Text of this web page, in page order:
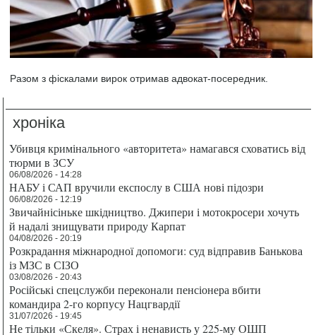
Разом з фіскалами вирок отримав адвокат-посередник.
хроніка
Убивця кримінального «авторитета» намагався сховатись від
тюрми в ЗСУ
06/08/2026 - 14:28
НАБУ і САП вручили експослу в США нові підозри
06/08/2026 - 12:19
Звичайнісіньке шкідництво. Джипери і мотокросери хочуть
й надалі знищувати природу Карпат
04/08/2026 - 20:19
Розкрадання міжнародної допомоги: суд відправив Банькова
із МЗС в СІЗО
03/08/2026 - 20:43
Російські спецслужби переконали пенсіонера вбити
командира 2-го корпусу Нацгвардії
31/07/2026 - 19:45
Не тільки «Скеля». Страх і ненависть у 225-му ОШП